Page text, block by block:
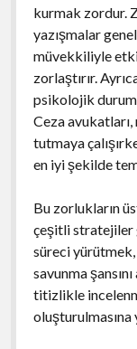
kurmak zordur.
yazışmalar
müvekkiliyle
zorlaştırır.
psikolojik
Ceza
tutmaya
en iyi şekilde
Bu zorlukların
çeşitli stratejiler
süreci yürütmek,
savunma
titizlikle
oluşturulmasına